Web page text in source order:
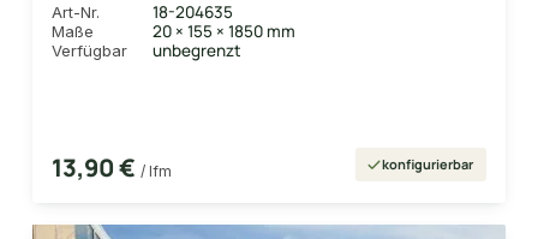
Art-Nr. 18-204635
Maße 20 × 155 × 1850 mm
Verfügbar unbegrenzt
13,90 € / lfm konfigurierbar